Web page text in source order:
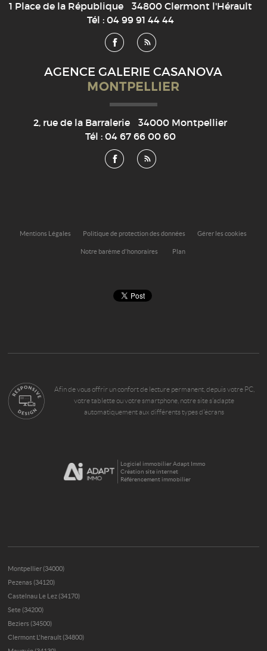
1 Place de la République 34800 Clermont l'Hérault
Tél : 04 99 91 44 44
AGENCE GALERIE CASANOVA
MONTPELLIER
2, rue de la Barralerie 34000 Montpellier
Tél : 04 67 66 00 60
Mentions Légales Politique de protection des données Gérer les cookies
Notre barème d'honoraires Plan
Afin de vous offrir un confort de lecture permanent, depuis votre PC,
votre tablette ou votre smartphone, notre site s’adapte
automatiquement aux différents types d'écrans
Logiciel immobilier Adapt Immo
Création site internet
Référencement immobilier
Montpellier (34000)
Pezenas (34120)
Castelnau Le Lez (34170)
Sete (34200)
Beziers (34500)
Clermont L'herault (34800)